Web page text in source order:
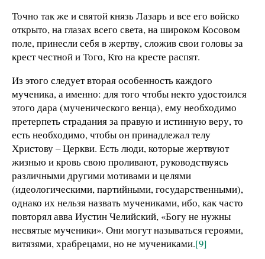
Точно так же и святой князь Лазарь и все его войско
открыто, на глазах всего света, на широком Косовом
поле, принесли себя в жертву, сложив свои головы за
крест честной и Того, Кто на кресте распят.
Из этого следует вторая особенность каждого
мученика, а именно: для того чтобы некто удостоился
этого дара (мученического венца), ему необходимо
претерпеть страдания за правую и истинную веру, то
есть необходимо, чтобы он принадлежал телу
Христову – Церкви. Есть люди, которые жертвуют
жизнью и кровь свою проливают, руководствуясь
различными другими мотивами и целями
(идеологическими, партийными, государственными),
однако их нельзя назвать мучениками, ибо, как часто
повторял авва Иустин Челийский, «Богу не нужны
несвятые мученики». Они могут называться героями,
витязями, храбрецами, но не мучениками.[9]